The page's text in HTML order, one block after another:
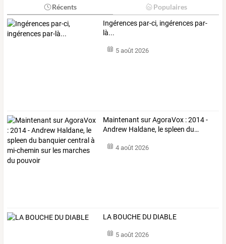
Récents Populaires
Ingérences par-ci, ingérences par-
là...
5 août 2026
Maintenant surAgoraVox :2014-
Andrew Haldane, lespleen du…
4 août 2026
LA BOUCHE DU DIABLE
5 août 2026